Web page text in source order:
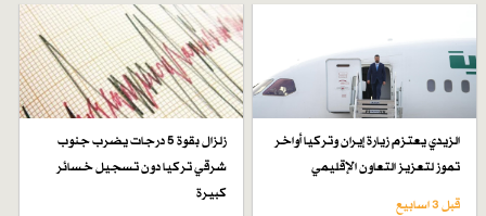
الزيدي يعتزم زيارة إيران وتركيا أواخر
تموز لتعزيز التعاون الإقليمي
قبل 3 اسابیع
زلزال بقوة 5 درجات يضرب جنوب
شرقي تركيا دون تسجيل خسائر
كبيرة